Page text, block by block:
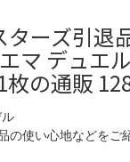
ターズ引退
マ デュエ
の通販
の使い心地などをご